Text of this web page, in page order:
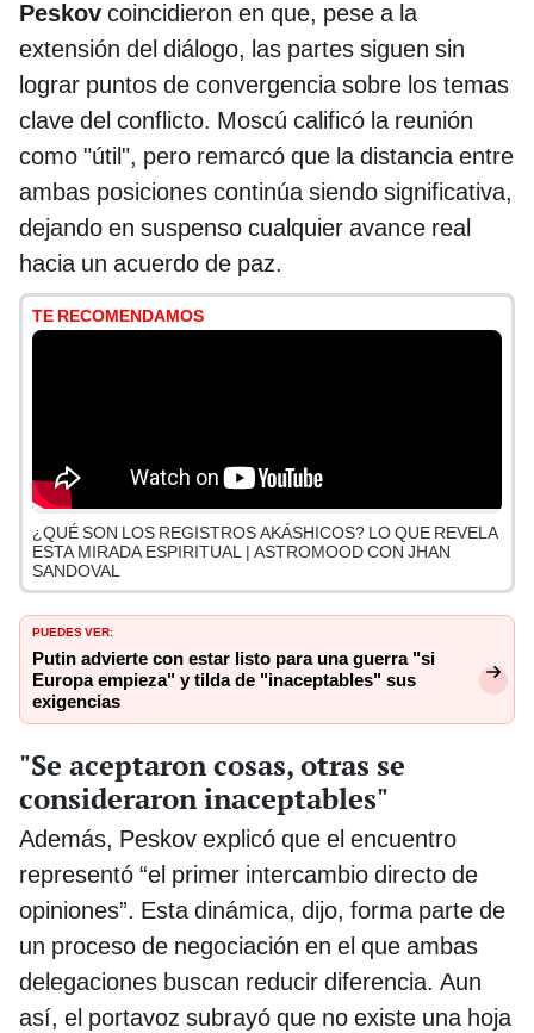
Peskov coincidieron en que, pese a la
extensión del diálogo, las partes siguen sin
lograr puntos de convergencia sobre los temas
clave del conflicto. Moscú calificó la reunión
como "útil", pero remarcó que la distancia entre
ambas posiciones continúa siendo significativa,
dejando en suspenso cualquier avance real
hacia un acuerdo de paz.
TE RECOMENDAMOS
¿QUÉ SON LOS REGISTROS AKÁSHICOS? LO QUE REVELA
ESTA MIRADA ESPIRITUAL | ASTROMOOD CON JHAN
SANDOVAL
PUEDES VER:
Putin advierte con estar listo para una guerra "si
Europa empieza" y tilda de "inaceptables" sus
exigencias
"Se aceptaron cosas, otras se
consideraron inaceptables"
Además, Peskov explicó que el encuentro
representó “el primer intercambio directo de
opiniones”. Esta dinámica, dijo, forma parte de
un proceso de negociación en el que ambas
delegaciones buscan reducir diferencia. Aun
así, el portavoz subrayó que no existe una hoja